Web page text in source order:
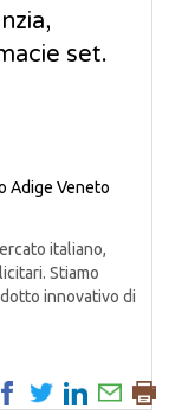
set.
Adige Veneto
italiano,
Stiamo
innovativo di